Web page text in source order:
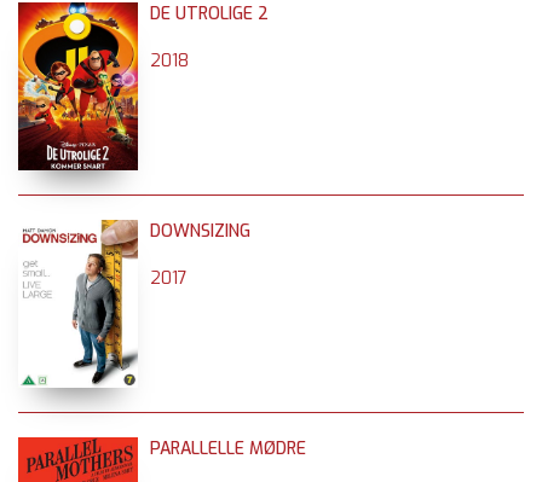
DE UTROLIGE 2
2018
DOWNSIZING
2017
PARALLELLE MØDRE